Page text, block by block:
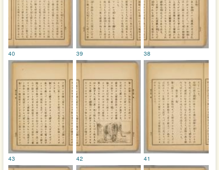
38
39
40
41
42
43